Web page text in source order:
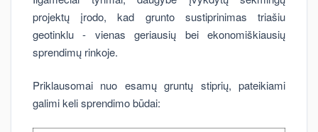
projektų įrodo, kad grunto sustiprinimas triašiu
geotinklu - vienas geriausių bei ekonomiškiausių
sprendimų rinkoje.
Priklausomai nuo esamų gruntų stiprių, pateikiami
galimi keli sprendimo būdai: